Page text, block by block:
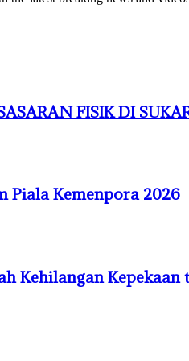
FISIK DI
Piala Kemenpora 2026
Kehilangan Kepekaan